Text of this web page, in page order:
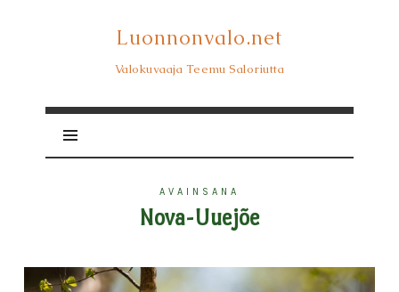
Luonnonvalo.net
Luonnonvalo.net
Valokuvaaja Teemu Saloriutta
AVAINSANA
Nova-Uuejõe